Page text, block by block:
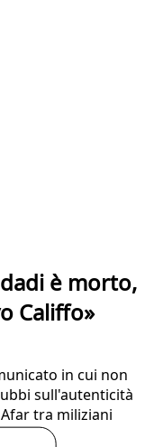
è morto,
Califfo»
in cui non
sull'autenticità
tra miliziani